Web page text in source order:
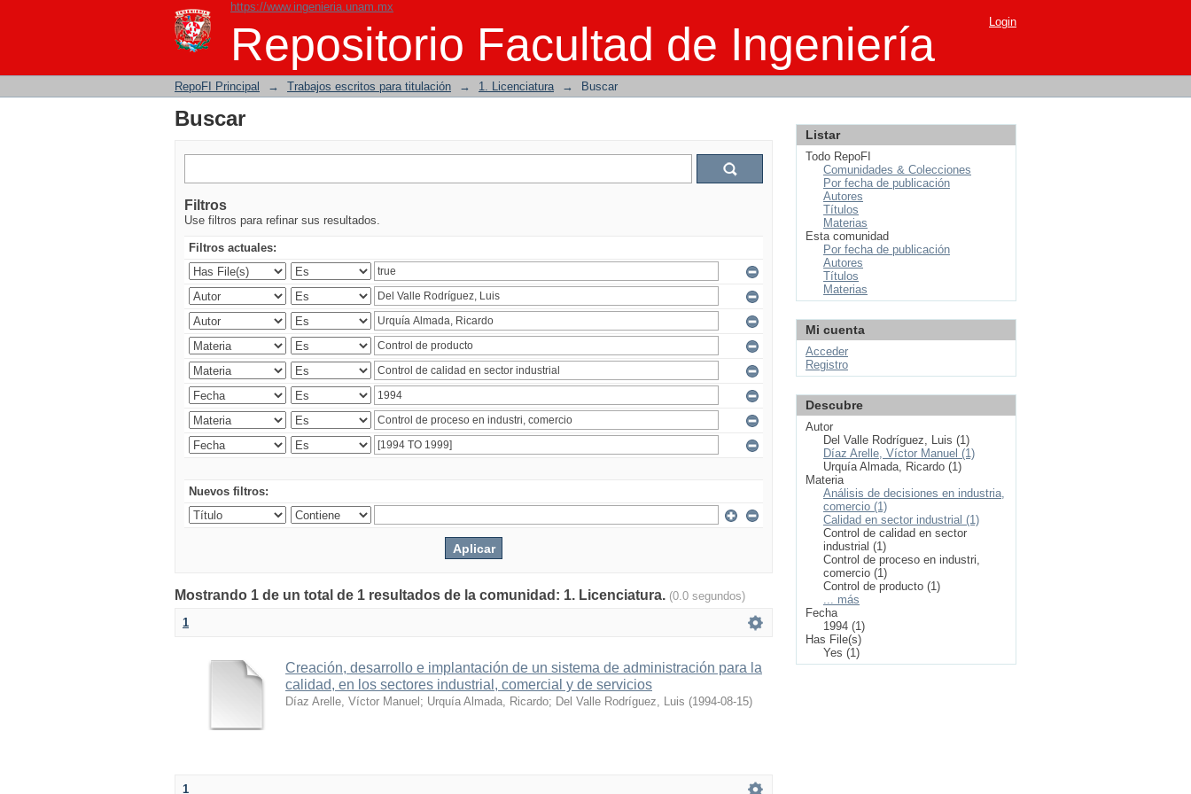
https://www.ingenieria.unam.mx
Repositorio Facultad de Ingeniería
Buscar Login
RepoFI Principal → Trabajos escritos para titulación → 1. Licenciatura → Buscar
Buscar
Filtros
Use filtros para refinar sus resultados.
Filtros actuales:
Nuevos filtros:
Mostrando 1 de un total de 1 resultados de la comunidad: 1. Licenciatura. (0.0 segundos)
1
Creación, desarrollo e implantación de un sistema de administración para la
calidad, en los sectores industrial, comercial y de servicios
Díaz Arelle, Víctor Manuel ; Urquía Almada, Ricardo; Del Valle Rodríguez, Luis (1994-08-15)
1
Listar
Todo RepoFI
Comunidades & Colecciones
Por fecha de publicación
Autores
Títulos
Materias
Esta comunidad
Por fecha de publicación
Autores
Títulos
Materias
Mi cuenta
Acceder
Registro
Descubre
Autor
Del Valle Rodríguez, Luis (1)
Díaz Arelle, Víctor Manuel (1)
Urquía Almada, Ricardo (1)
Materia
Análisis de decisiones en industria,
comercio (1)
Calidad en sector industrial (1)
Control de calidad en sector
industrial (1)
Control de proceso en industri,
comercio (1)
Control de producto (1)
... más
Fecha
1994 (1)
Has File(s)
Yes (1)